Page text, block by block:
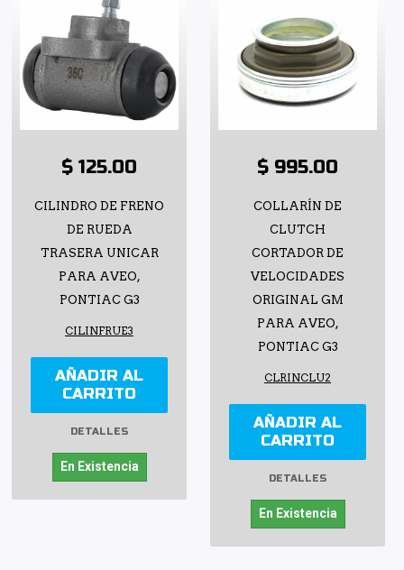
$ 125.00
CILINDRO DE FRENO
DE RUEDA
TRASERA UNICAR
PARA AVEO,
PONTIAC G3
CILINFRUE3
AÑADIR AL
CARRITO
DETALLES
En Existencia
$ 995.00
COLLARÍN DE
CLUTCH
CORTADOR DE
VELOCIDADES
ORIGINAL GM
PARA AVEO,
PONTIAC G3
CLRINCLU2
AÑADIR AL
CARRITO
DETALLES
En Existencia